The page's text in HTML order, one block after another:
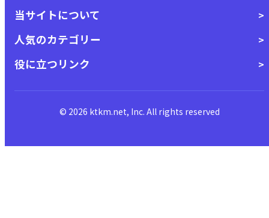
当サイトについて
人気のカテゴリー
役に立つリンク
© 2026 ktkm.net, Inc. All rights reserved